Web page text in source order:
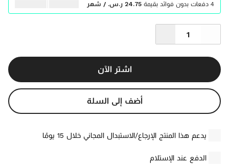
4 دفعات بدون فوائد بقيمة ‫24.75 ر.س.‬ / شهر
اشتر الآن
أضف إلى السلة
يدعم هذا المنتج الإرجاع/الاستبدال المجاني خلال 15 يومًا
الدفع عند الإستلام